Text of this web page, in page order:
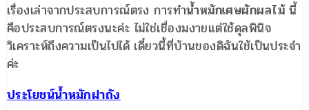
เรื่องเล่าจากประสบการณ์ตรง การทำน้ำหมักเศษผักผลไม้ นี้
คือประสบการณ์ตรงนะค่ะ ไม่ใช่เชื่องมงายแต่ใช้ดุลพินิจ
วิเคราะห์ถึงความเป็นไปได้ เดี๋ยวนี้ที่บ้านของดิฉันใช้เป็นประจำ
ค่ะ
ประโยชน์น้ำหมักฝาถัง